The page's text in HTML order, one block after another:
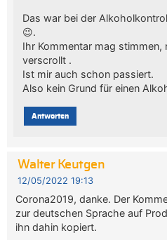
Das war bei der
😉.
Ihr Kommentar mag stimmen,
verscrollt .
Ist mir auch schon passiert.
Also kein Grund für einen
Antworten
Walter Keutgen
12/05/2022 19:13
Corona2019, danke. Der
zur deutschen Sprache auf
ihn dahin kopiert.